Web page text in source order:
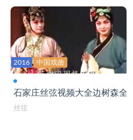
柳和丝弦剧团《姑嫂斗》一折
柳和丝弦剧团《纪阳关》上
柳和丝弦剧团《三进士》上
2016 中国戏曲
石家庄丝弦视频大全边树森全集
丝弦